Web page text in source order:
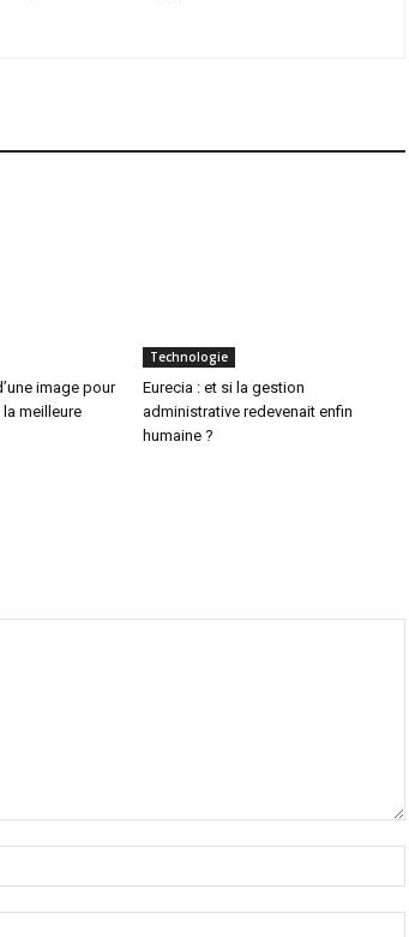
image pour
la meilleure
Technologie
Eurecia : et si la gestion
administrative redevenait enfin
humaine ?
:*